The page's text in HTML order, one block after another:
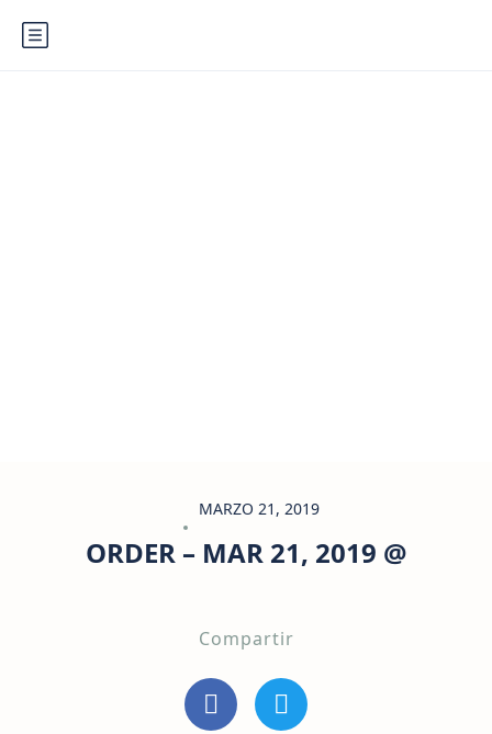
MARZO 21, 2019
ORDER – MAR 21, 2019 @
Compartir